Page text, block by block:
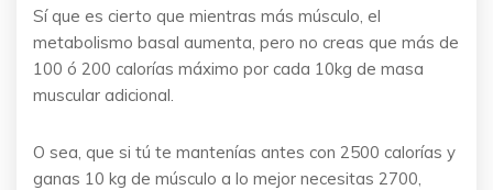
Sí que es cierto que mientras más músculo, el
metabolismo basal aumenta, pero no creas que más de
100 ó 200 calorías máximo por cada 10kg de masa
muscular adicional.
O sea, que si tú te mantenías antes con 2500 calorías y
ganas 10 kg de músculo a lo mejor necesitas 2700,